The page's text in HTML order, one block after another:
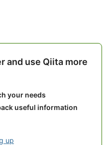
and use Qiita more
your needs
useful information
up